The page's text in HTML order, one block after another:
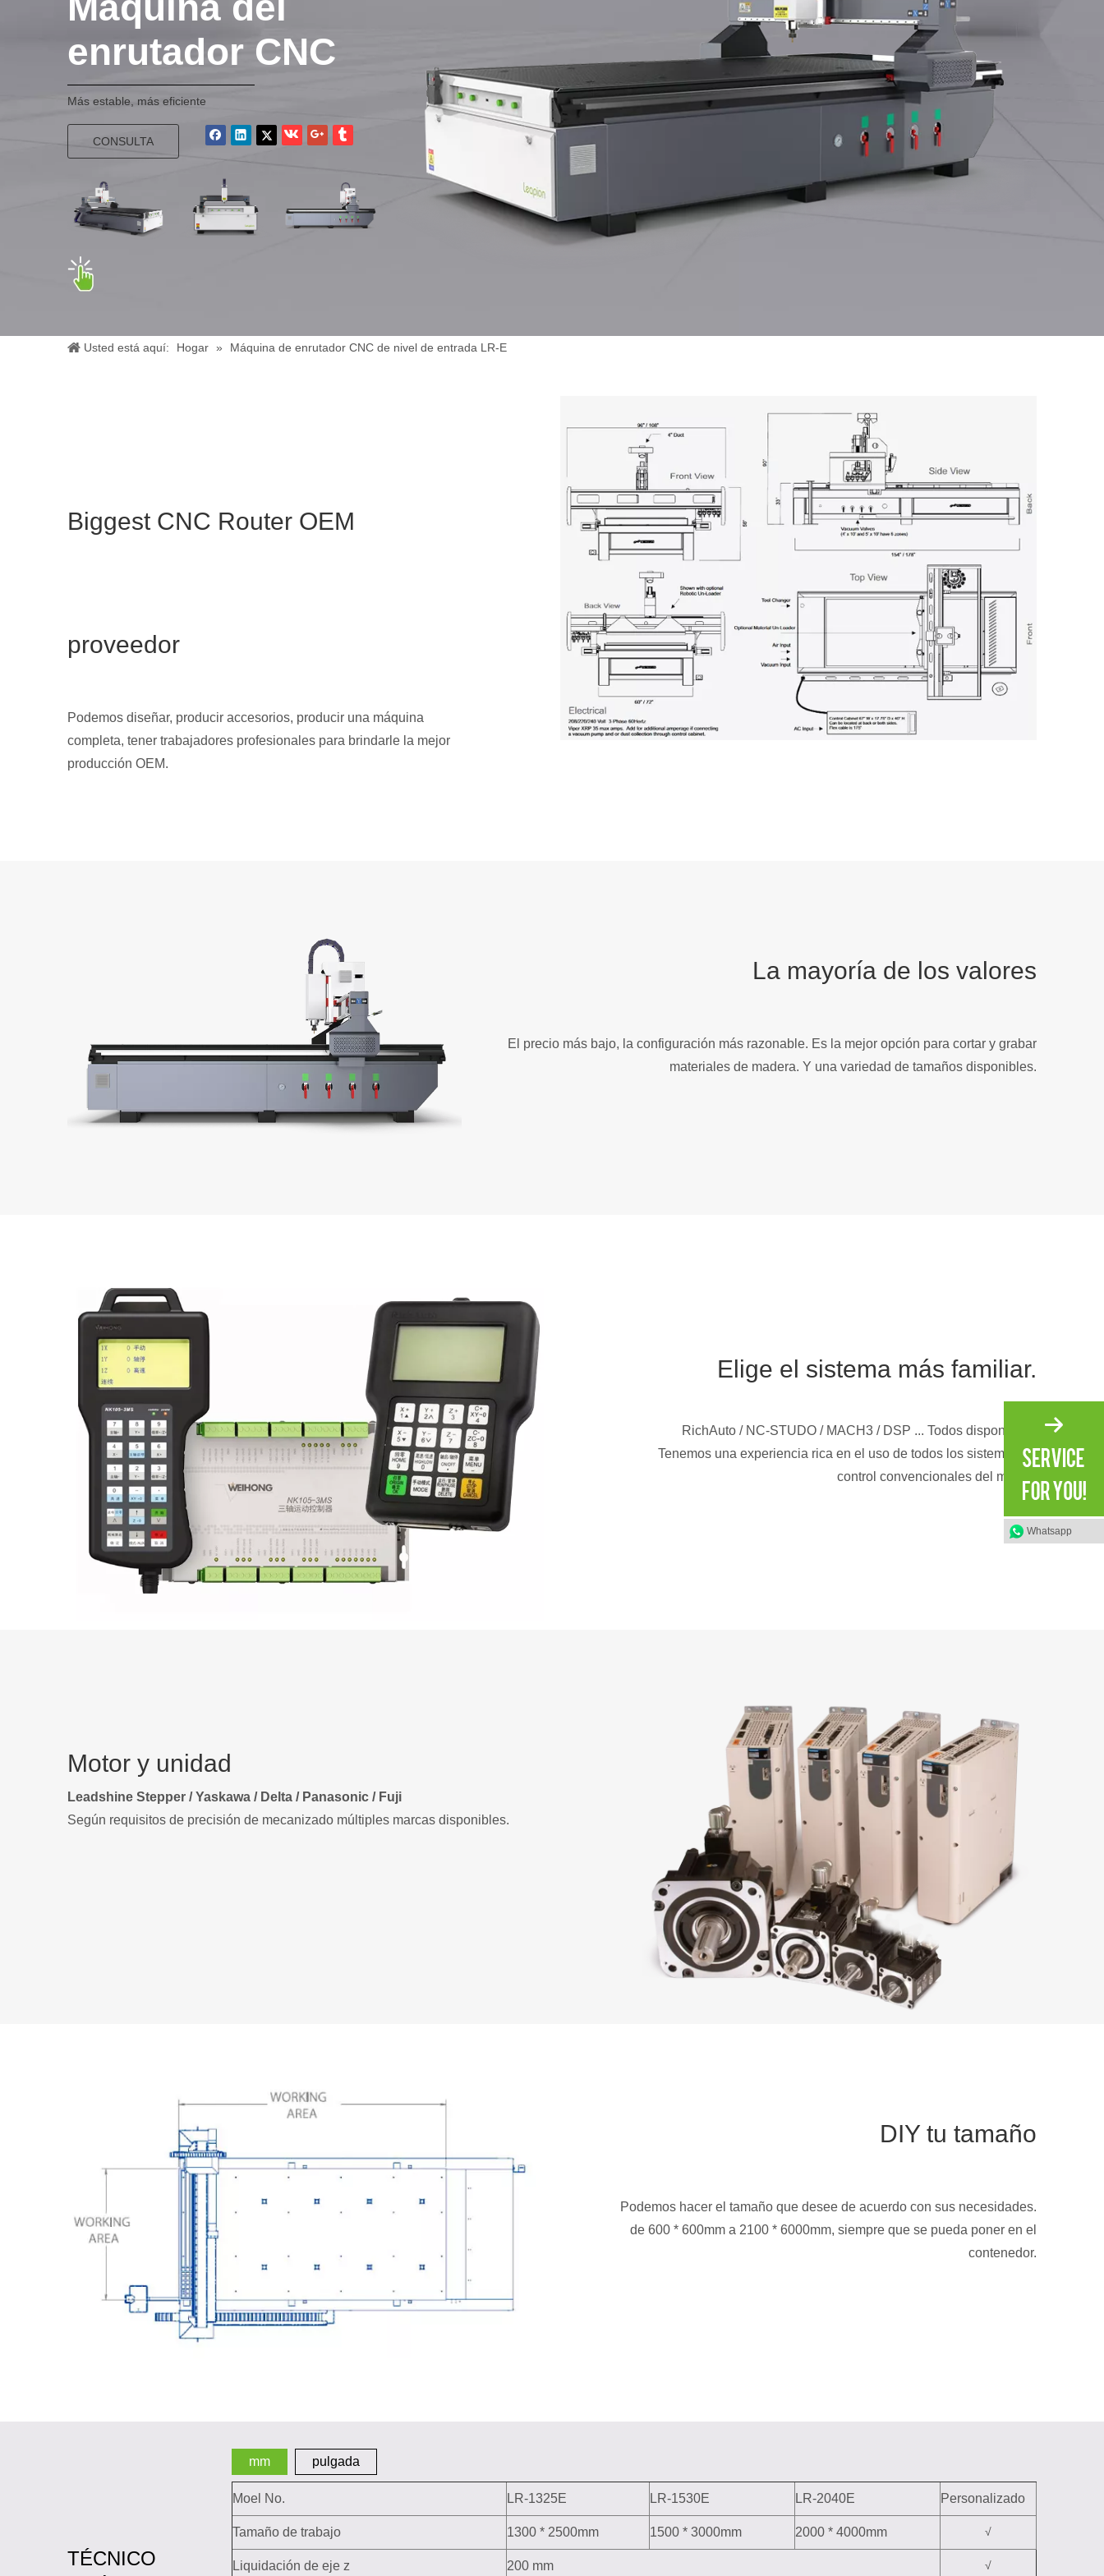
enrutador CNC
Más estable, más eficiente
CONSULTA
Usted está aquí: Hogar » Máquina de enrutador CNC de nivel de entrada LR-E
Biggest CNC Router OEM
proveedor
Podemos diseñar, producir accesorios, producir una máquina
completa, tener trabajadores profesionales para brindarle la mejor
producción OEM.
La mayoría de los valores
El precio más bajo, la configuración más razonable. Es la mejor opción para cortar y grabar
materiales de madera. Y una variedad de tamaños disponibles.
Elige el sistema más familiar.
RichAuto / NC-STUDO / MACH3 / DSP ... Todos disponibles.
Tenemos una experiencia rica en el uso de todos los sistemas de
control convencionales del mundo
Motor y unidad
Leadshine Stepper / Yaskawa / Delta / Panasonic / Fuji
Según requisitos de precisión de mecanizado múltiples marcas disponibles.
DIY tu tamaño
Podemos hacer el tamaño que desee de acuerdo con sus necesidades.
de 600 * 600mm a 2100 * 6000mm, siempre que se pueda poner en el
contenedor.
TÉCNICO
mm pulgada
Moel No. LR-1325E LR-1530E LR-2040E Personalizado
Tamaño de trabajo 1300 * 2500mm 1500 * 3000mm 2000 * 4000mm √
Liquidación de eje z 200 mm √
Whatsapp